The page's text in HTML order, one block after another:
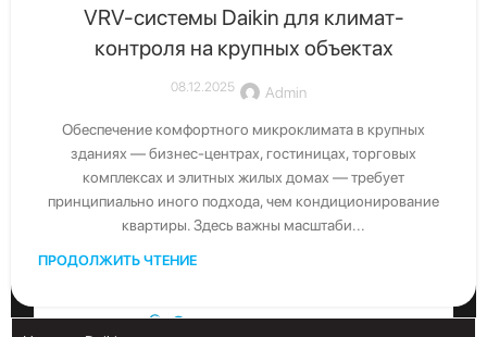
VRV-системы Daikin для климат-
контроля на крупных объектах
08.12.2025 Admin
Обеспечение комфортного микроклимата в крупных
зданиях — бизнес-центрах, гостиницах, торговых
комплексах и элитных жилых домах — требует
принципиально иного подхода, чем кондиционирование
квартиры. Здесь важны масштаби...
ПРОДОЛЖИТЬ ЧТЕНИЕ
Свяжитесь с нами